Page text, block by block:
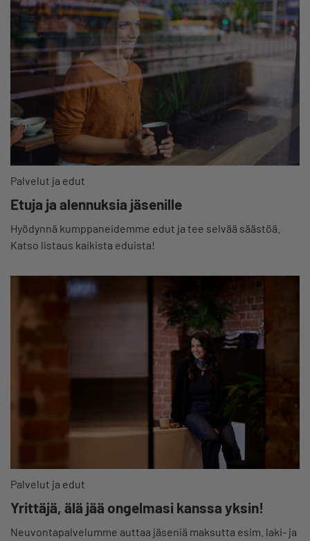
Palvelut ja edut
Etuja ja alennuksia jäsenille
Hyödynnä kumppaneidemme edut ja tee selvää säästöä.
Katso listaus kaikista eduista!
Palvelut ja edut
Yrittäjä, älä jää ongelmasi kanssa yksin!
Neuvontapalvelumme auttaa jäseniä maksutta esim. laki- ja